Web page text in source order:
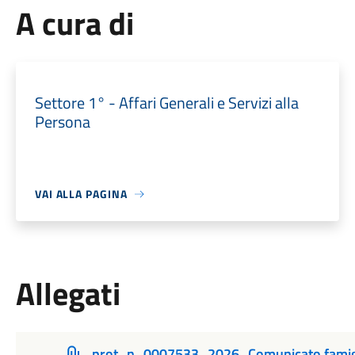
A cura di
Settore 1° - Affari Generali e Servizi alla
Persona
VAI ALLA PAGINA
Allegati